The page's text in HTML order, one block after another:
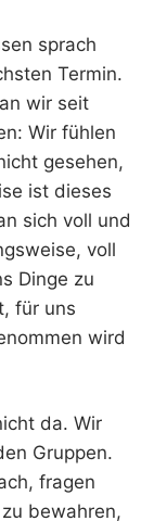
sprach
Termin.
wir seit
Wir fühlen
gesehen,
ist dieses
sich voll und
voll
Dinge zu
für uns
wird
da. Wir
Gruppen.
fragen
bewahren,